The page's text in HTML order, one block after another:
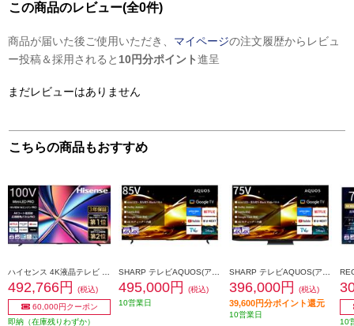
この商品のレビュー(全0件)
商品が届いた後ご使用いただき、 マイページの注文履歴からレビュ
ー投稿＆採用されると 10円分ポイント進呈
まだレビューはありません
こちらの商品もおすすめ
492,766円
(税込)
60,000円クーポン
即納（在庫残りわずか）
495,000円
(税込)
10営業日
396,000円 (税込)
39,600円分ポイント還元
10営業日
10